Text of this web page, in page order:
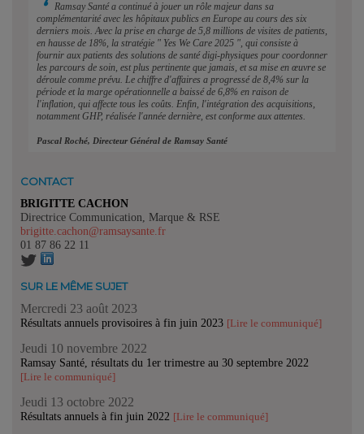
Ramsay Santé a continué à jouer un rôle majeur dans sa
complémentarité avec les hôpitaux publics en Europe au cours des six
derniers mois. Avec la prise en charge de 5,8 millions de visites de patients,
en hausse de 18%, la stratégie " Yes We Care 2025 ", qui consiste à
fournir aux patients des solutions de santé digi-physiques pour coordonner
les parcours de soin, est plus pertinente que jamais, et sa mise en œuvre se
déroule comme prévu. Le chiffre d'affaires a progressé de 8,4% sur la
période et la marge opérationnelle a baissé de 6,8% en raison de
l'inflation, qui affecte tous les coûts. Enfin, l'intégration des acquisitions,
notamment GHP, réalisée l'année dernière, est conforme aux attentes.
Pascal Roché, Directeur Général de Ramsay Santé
CONTACT
BRIGITTE CACHON
Directrice Communication, Marque & RSE
brigitte.cachon@ramsaysante.fr
01 87 86 22 11
SUR LE MÊME SUJET
Mercredi 23 août 2023
Résultats annuels provisoires à fin juin 2023 [Lire le communiqué]
Jeudi 10 novembre 2022
Ramsay Santé, résultats du 1er trimestre au 30 septembre 2022
[Lire le communiqué]
Jeudi 13 octobre 2022
Résultats annuels à fin juin 2022 [Lire le communiqué]